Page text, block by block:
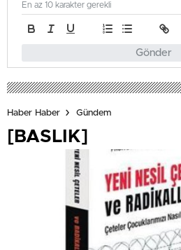
Gönder
En az 10 karakter gerekli
Haber Haber Gündem
[BASLIK]